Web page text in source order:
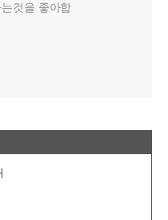
것을 좋아합